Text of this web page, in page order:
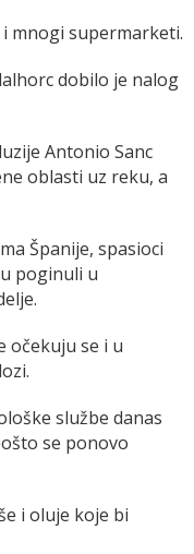
mnogi supermarketi.
dobilo je nalog
Antonio Sanc
oblasti uz reku, a
Španije, spasioci
poginuli u
očekuju se i u
službe danas
se ponovo
i oluje koje bi